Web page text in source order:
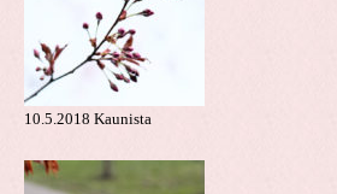
10.5.2018 Kaunista